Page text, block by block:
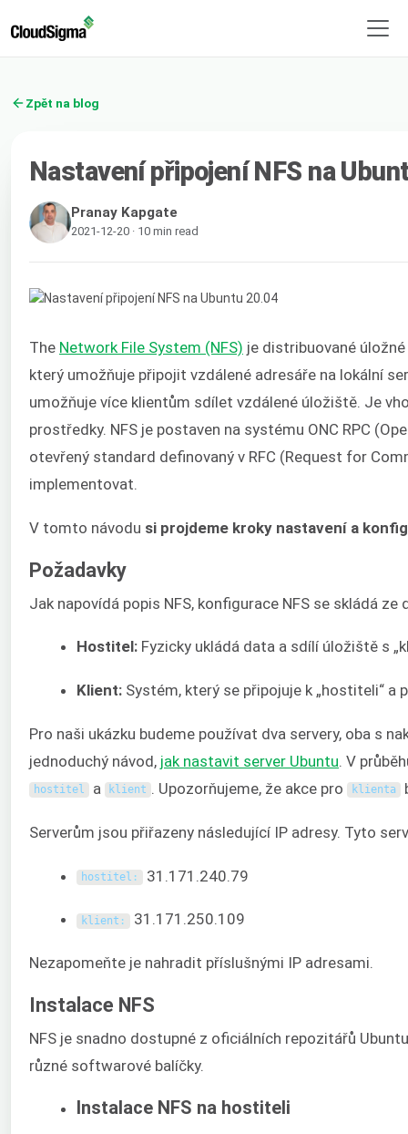
Zpět na blog
Nastavení připojení NFS na
Pranay Kapgate
2021-12-20 · 10 min read
The Network File System (NFS) je distribuované
který umožňuje připojit vzdálené adresáře na lokální
umožňuje více klientům sdílet vzdálené úložiště. Je
prostředky. NFS je postaven na systému ONC RPC
otevřený standard definovaný v RFC (Request for
implementovat.
V tomto návodu si projdeme kroky nastavení a
Požadavky
Jak napovídá popis NFS, konfigurace NFS se skládá ze
Hostitel: Fyzicky ukládá data a sdílí úložiště s
Klient: Systém, který se připojuje k „hostiteli“ a
Pro naši ukázku budeme používat dva servery, oba s
jednoduchý návod, jak nastavit server Ubuntu . V
hostitel a klient . Upozorňujeme, že akce pro klienta
Serverům jsou přiřazeny následující IP adresy. Tyto
hostitel : 31.171.240.79
klient : 31.171.250.109
Nezapomeňte je nahradit příslušnými IP adresami.
Instalace NFS
NFS je snadno dostupné z oficiálních repozitářů
různé softwarové balíčky.
Instalace NFS na hostiteli